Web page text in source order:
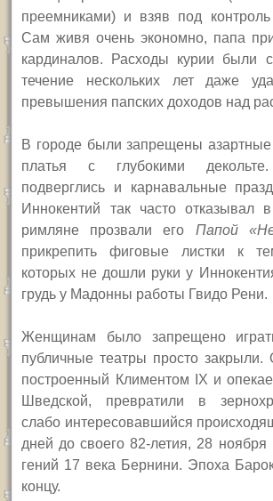
преемниками) и взяв под
Сам живя очень экономно, папа
кардиналов. Расходы курии были
течение нескольких лет даже
превышения папских доходов над
В городе были запрещены
платья с глубокими
подверглись и карнавальные
Иннокентий так часто отказывал
римляне прозвали его Папой
прикрепить фиговые листки к
которых не дошли руки у
грудь у Мадонны работы Гвидо Рени.
Женщинам было запрещено
публичные театры просто закрыли.
построенный Климентом
IX и
Шведской, превратили в
слабо интересовавшийся
дней до своего 82-летия, 28 ноября
гений 17 века Бернини. Эпоха
концу.